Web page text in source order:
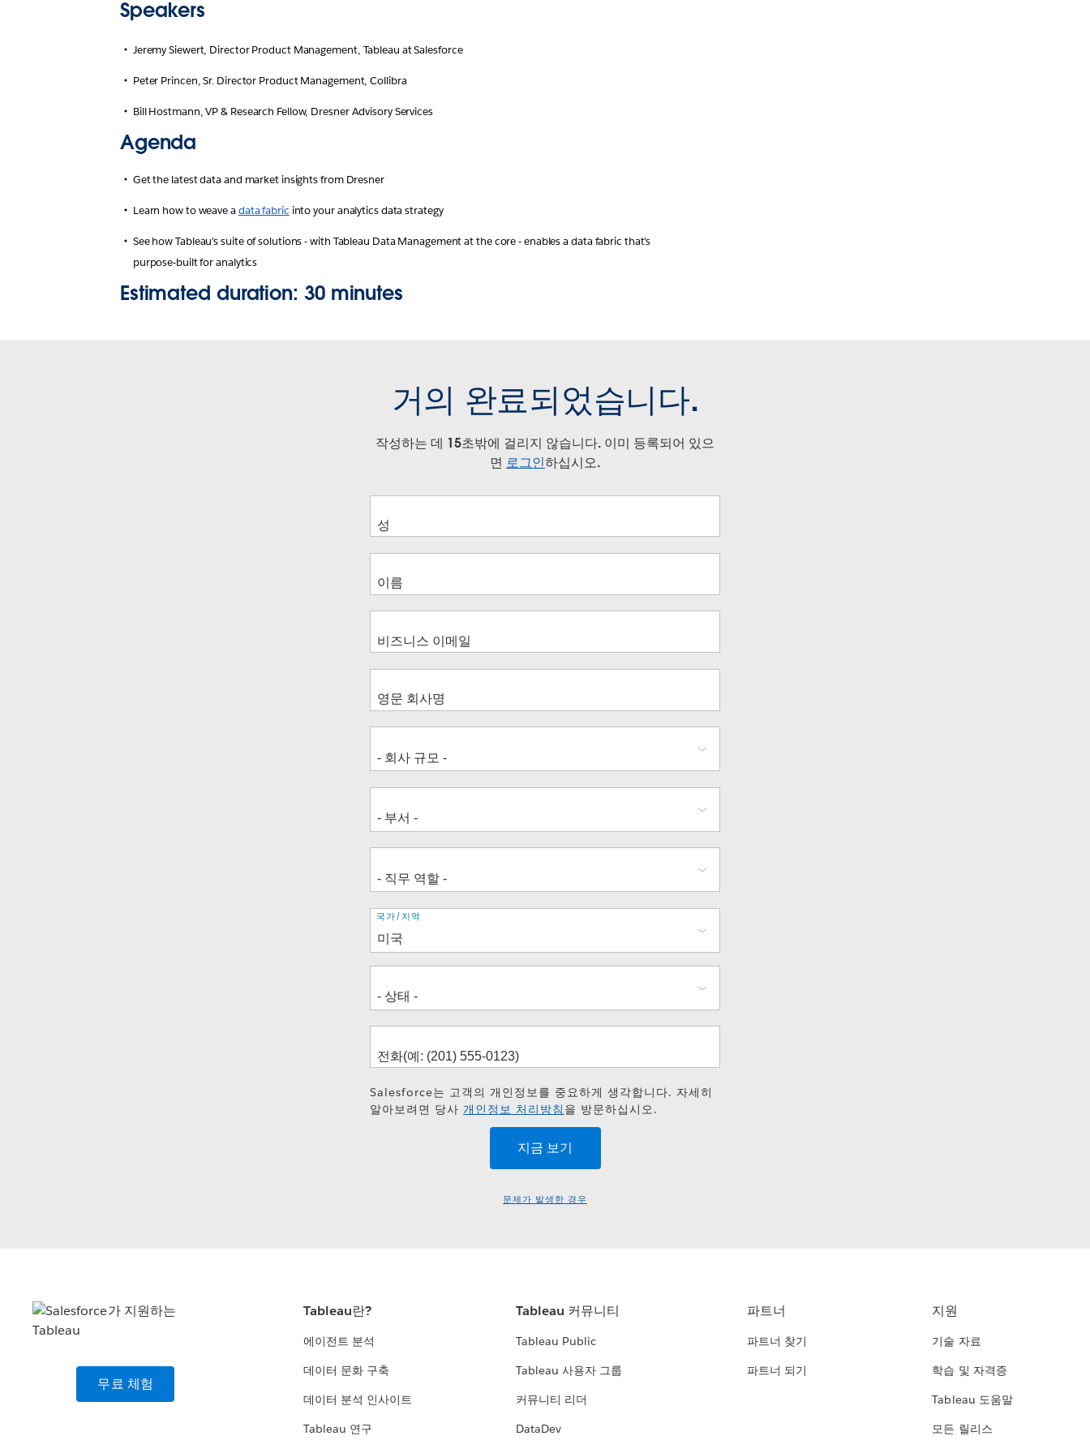
Speakers
Jeremy Siewert, Director Product Management, Tableau at Salesforce
Peter Princen, Sr. Director Product Management, Collibra
Bill Hostmann, VP & Research Fellow, Dresner Advisory Services
Agenda
Get the latest data and market insights from Dresner
Learn how to weave a data fabric into your analytics data strategy
See how Tableau’s suite of solutions - with Tableau Data Management at the core - enables a data fabric that’s
purpose-built for analytics
Estimated duration: 30 minutes
거의 완료되었습니다.
작성하는 데 15초밖에 걸리지 않습니다. 이미 등록되어 있으
면 로그인하십시오.
주
소
국가/지역
Salesforce는 고객의 개인정보를 중요하게 생각합니다. 자세히
알아보려면 당사 개인정보 처리방침 을 방문하십시오.
문제가 발생한 경우
무료 체험
Tableau란?
에이전트 분석
데이터 문화 구축
데이터 분석 인사이트
Tableau 연구
Tableau 커뮤니티
Tableau Public
Tableau 사용자 그룹
커뮤니티 리더
DataDev
파트너
파트너 찾기
파트너 되기
지원
기술 자료
학습 및 자격증
Tableau 도움말
모든 릴리스